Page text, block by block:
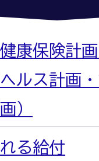
康保険計
ルス計画
）
る給付